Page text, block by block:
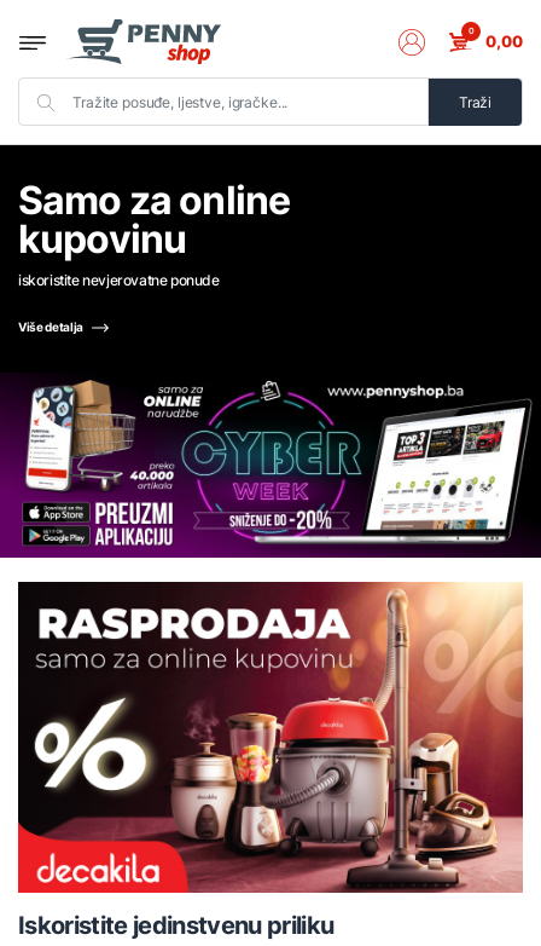
Traži
0 0,00
Samo za online
kupovinu
iskoristite nevjerovatne ponude
Više detalja
Iskoristite jedinstvenu priliku